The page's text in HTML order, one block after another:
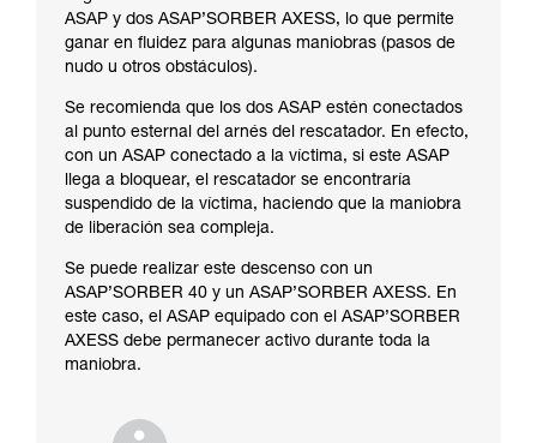
ASAP y dos ASAP’SORBER AXESS, lo que permite
ganar en fluidez para algunas maniobras (pasos de
nudo u otros obstáculos).
Se recomienda que los dos ASAP estén conectados
al punto esternal del arnés del rescatador. En efecto,
con un ASAP conectado a la víctima, si este ASAP
llega a bloquear, el rescatador se encontraría
suspendido de la víctima, haciendo que la maniobra
de liberación sea compleja.
Se puede realizar este descenso con un
ASAP’SORBER 40 y un ASAP’SORBER AXESS. En
este caso, el ASAP equipado con el ASAP’SORBER
AXESS debe permanecer activo durante toda la
maniobra.